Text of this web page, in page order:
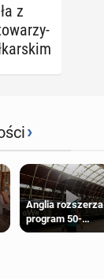
z
›
Anglia rozszerza
program 50-
procentowych